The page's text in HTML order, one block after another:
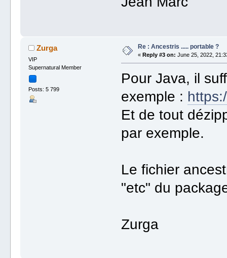
Zurga
VIP
Supernatural Member
Posts: 5 799
Re : Ancestris ..... portable ?
« Reply #3 on: June 25, 2022,
Pour Java, il
exemple :
Et de tout
par exemple.
Le fichier
"etc" du
Zurga